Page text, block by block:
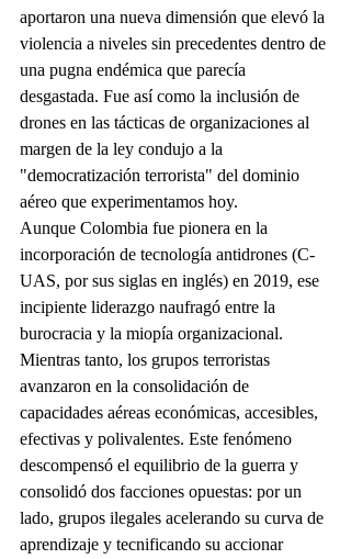
aportaron una nueva dimensión que elevó la
violencia a niveles sin precedentes dentro de
una pugna endémica que parecía
desgastada. Fue así como la inclusión de
drones en las tácticas de organizaciones al
margen de la ley condujo a la
"democratización terrorista" del dominio
aéreo que experimentamos hoy.
Aunque Colombia fue pionera en la
incorporación de tecnología antidrones (C-
UAS, por sus siglas en inglés) en 2019, ese
incipiente liderazgo naufragó entre la
burocracia y la miopía organizacional.
Mientras tanto, los grupos terroristas
avanzaron en la consolidación de
capacidades aéreas económicas, accesibles,
efectivas y polivalentes. Este fenómeno
descompensó el equilibrio de la guerra y
consolidó dos facciones opuestas: por un
lado, grupos ilegales acelerando su curva de
aprendizaje y tecnificando su accionar